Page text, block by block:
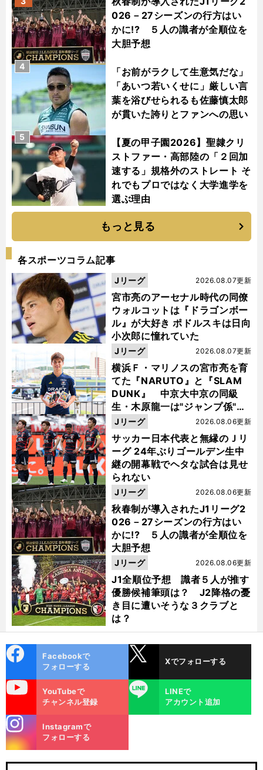
026－27シーズンの行方はい
かに!? ５人の識者が全順位を
大胆予想
「お前がラクして生意気だな」
「あいつ若いくせに」厳しい言
葉を浴びせられるも佐藤慎太郎
が貫いた誇りとファンへの思い
4
【夏の甲子園2026】聖隷クリ
ストファー・高部陸の「２回加
速する」規格外のストレート そ
れでもプロではなく大学進学を
選ぶ理由
5
もっと見る
各スポーツコラム記事
宮市亮のアーセナル時代の同僚
ウォルコットは『ドラゴンボー
ル』が大好き ポドルスキは日向
小次郎に憧れていた
2026.08.07更新
Jリーグ
横浜Ｆ・マリノスの宮市亮を育
てた『NARUTO』と『SLAM
DUNK』 中京大中京の同級
生・木原龍一は"ジャンプ係"だ
った
2026.08.07更新
Jリーグ
サッカー日本代表と無縁のＪリ
ーグ 24年ぶりゴールデン生中
継の開幕戦でヘタな試合は見せ
られない
2026.08.06更新
Jリーグ
秋春制が導入されたJ1リーグ2
026－27シーズンの行方はい
かに!? ５人の識者が全順位を
大胆予想
2026.08.06更新
Jリーグ
J1全順位予想 識者５人が推す
優勝候補筆頭は？ J2降格の憂
き目に遭いそうな３クラブと
は？
2026.08.06更新
Jリーグ
ok
Facebookで
フォローする
Xでフォローする
YouTubeで
チャンネル登録
LINE
LINEで
アカウント追加
m
Instagramで
フォローする